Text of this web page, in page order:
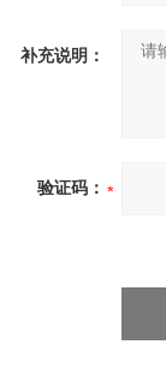
补充说明：
验证码：